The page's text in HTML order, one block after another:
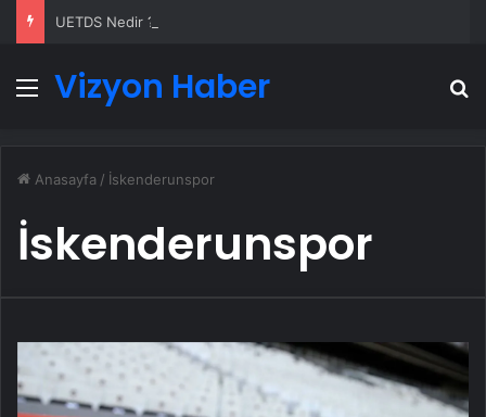
Menü
Vizyon Haber
Anasayfa / İskenderunspor
İskenderunspor